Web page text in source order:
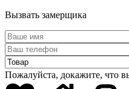
Вызвать замерщика
Пожалуйста, докажите, что